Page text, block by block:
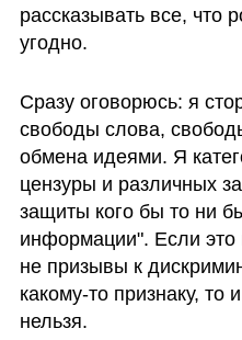
рассказывать все, что
угодно.
Сразу оговорюсь: я
свободы слова,
обмена идеями. Я
цензуры и различных
защиты кого бы то ни
информации". Если это
не призывы к
какому-то признаку, то
нельзя.